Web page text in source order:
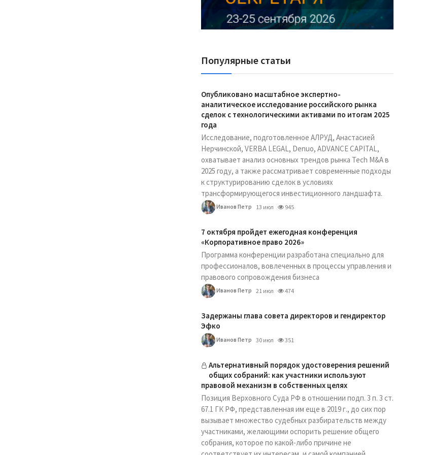
Реклама Ассоциации "НОКС", ИНН 7709980401, ERID:2SDnjdY5NTb
Популярные статьи
Опубликовано масштабное экспертно-
аналитическое исследование российского рынка
сделок с технологическими активами по итогам 2025
года
Исследование, подготовленное АЛРУД, Анастасией
Нерчинской, VERBA LEGAL, Denuo, ADVANCE CAPITAL,
охватывает анализ основных трендов рынка Tech M&A в
2025 году, а также рассматривает современные подходы
к структурированию сделок в условиях
трансформирующегося инвестиционного ландшафта.
Иванов Петр 13 июл 945
7 октября пройдет ежегодная конференция
«Корпоративное право 2026»
Программа конференции разработана специально для
профессионалов, вовлеченных в процессы управления и
правового сопровождения бизнеса
Иванов Петр 21 июл 474
Задержаны глава совета директоров и гендиректор
Эфко
Иванов Петр 30 июл 351
Альтернативный порядок удостоверения решений
общих собраний: как участники используют
правовой механизм в собственных целях
Позиция Верховного Суда РФ в отношении подп. 3 п. 3 ст.
67.1 ГК РФ, представленная им еще в 2019 г., до сих пор
вызывает множество судебных разбирательств между
участниками, желающими оспорить решение общего
собрания, которое по какой-либо причине не